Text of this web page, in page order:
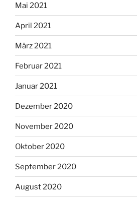
Mai 2021
April 2021
März 2021
Februar 2021
Januar 2021
Dezember 2020
November 2020
Oktober 2020
September 2020
August 2020